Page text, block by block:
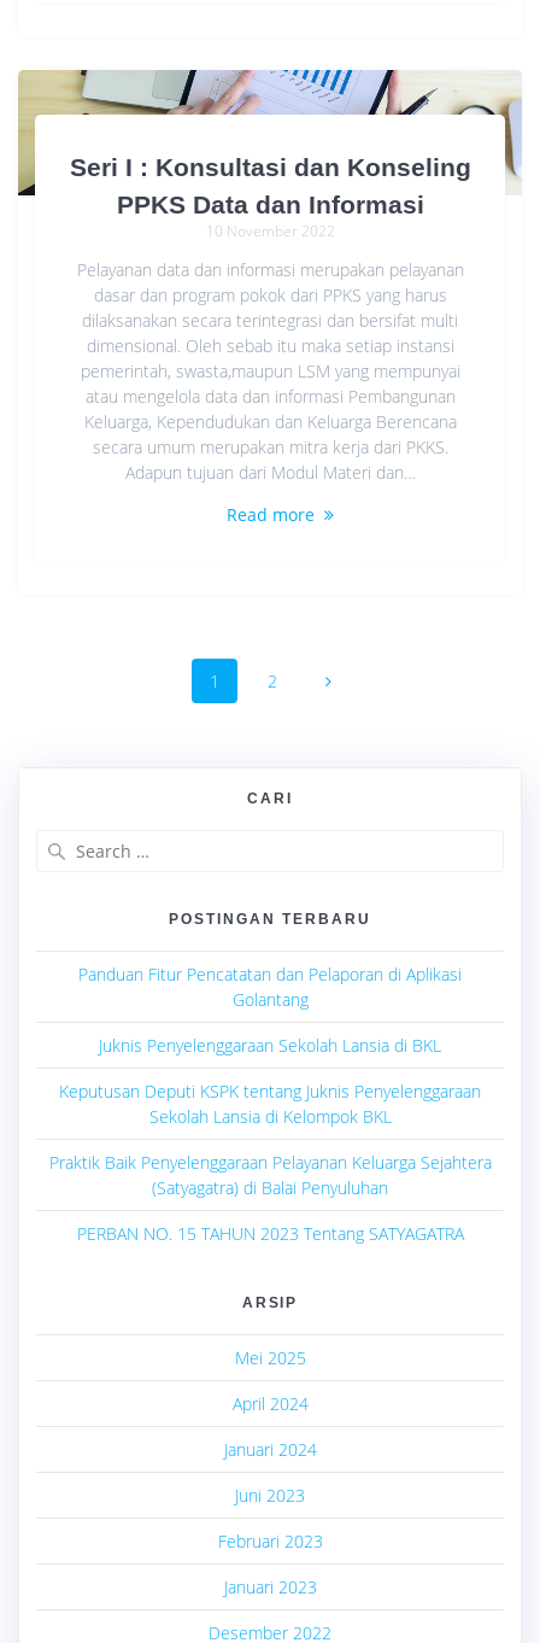
Seri I : Konsultasi dan Konseling
PPKS Data dan Informasi
10 November 2022
Pelayanan data dan informasi merupakan pelayanan
dasar dan program pokok dari PPKS yang harus
dilaksanakan secara terintegrasi dan bersifat multi
dimensional. Oleh sebab itu maka setiap instansi
pemerintah, swasta,maupun LSM yang mempunyai
atau mengelola data dan informasi Pembangunan
Keluarga, Kependudukan dan Keluarga Berencana
secara umum merupakan mitra kerja dari PKKS.
Adapun tujuan dari Modul Materi dan…
Read more
navigation
Page
1 Page
2
CARI
POSTINGAN TERBARU
Panduan Fitur Pencatatan dan Pelaporan di Aplikasi
Golantang
Juknis Penyelenggaraan Sekolah Lansia di BKL
Keputusan Deputi KSPK tentang Juknis Penyelenggaraan
Sekolah Lansia di Kelompok BKL
Praktik Baik Penyelenggaraan Pelayanan Keluarga Sejahtera
(Satyagatra) di Balai Penyuluhan
PERBAN NO. 15 TAHUN 2023 Tentang SATYAGATRA
ARSIP
Mei 2025
April 2024
Januari 2024
Juni 2023
Februari 2023
Januari 2023
Desember 2022